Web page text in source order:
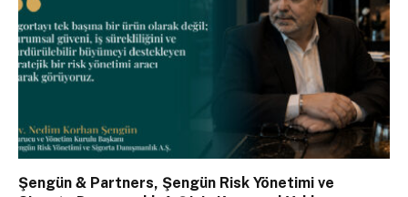
Şengün & Partners, Şengün Risk Yönetimi ve